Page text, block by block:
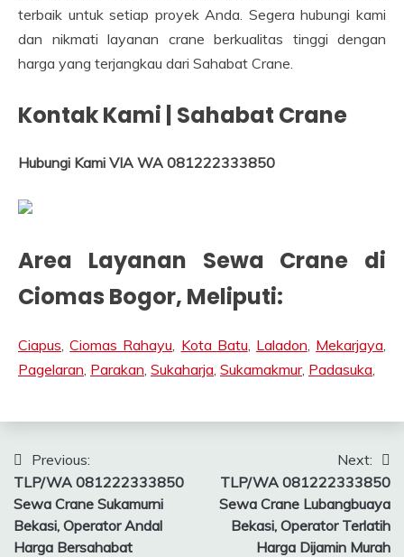
terbaik untuk setiap proyek Anda. Segera hubungi kami
dan nikmati layanan crane berkualitas tinggi dengan
harga yang terjangkau dari Sahabat Crane.
Kontak Kami | Sahabat Crane
Hubungi Kami VIA WA 081222333850
Area Layanan Sewa Crane di
Ciomas Bogor, Meliputi:
Ciapus,Ciomas Rahayu, Kota Batu, Laladon, Mekarjaya,
Pagelaran, Parakan, Sukaharja, Sukamakmur, Padasuka,
Post
navigation
Previous:
TLP/WA 081222333850
Sewa Crane Sukamurni
Bekasi, Operator Andal
Harga Bersahabat
Next:
TLP/WA 081222333850
Sewa Crane Lubangbuaya
Bekasi, Operator Terlatih
Harga Dijamin Murah